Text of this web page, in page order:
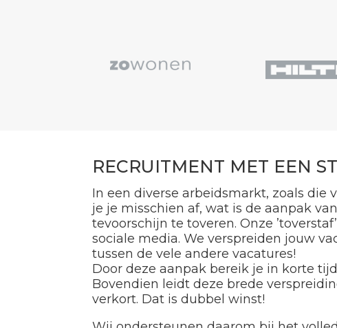
RECRUITMENT MET EEN
In een diverse arbeidsmarkt, zoals die
je je misschien af, wat is de aanpak
tevoorschijn te toveren. Onze
sociale media. We verspreiden jouw
tussen de vele andere vacatures!
Door deze aanpak bereik je in korte
Bovendien leidt deze brede
verkort. Dat is dubbel winst!